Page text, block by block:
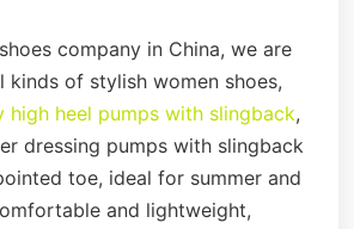
company in China, we are
kinds of stylish women shoes,
high heel pumps with slingback,
dressing pumps with slingback
toe, ideal for summer and
and lightweight,